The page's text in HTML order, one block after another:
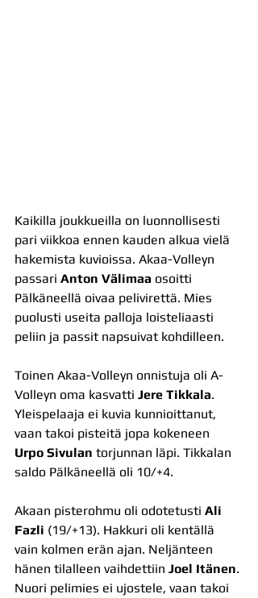
Kaikilla joukkueilla on luonnollisesti
pari viikkoa ennen kauden alkua vielä
hakemista kuvioissa. Akaa-Volleyn
passari Anton Välimaa osoitti
Pälkäneellä oivaa pelivirettä. Mies
puolusti useita palloja loisteliaasti
peliin ja passit napsuivat kohdilleen.
Toinen Akaa-Volleyn onnistuja oli A-
Volleyn oma kasvatti Jere Tikkala.
Yleispelaaja ei kuvia kunnioittanut,
vaan takoi pisteitä jopa kokeneen
Urpo Sivulan torjunnan läpi. Tikkalan
saldo Pälkäneellä oli 10/+4.
Akaan pisterohmu oli odotetusti Ali
Fazli (19/+13). Hakkuri oli kentällä
vain kolmen erän ajan. Neljänteen
hänen tilalleen vaihdettiin Joel Itänen.
Nuori pelimies ei ujostele, vaan takoi